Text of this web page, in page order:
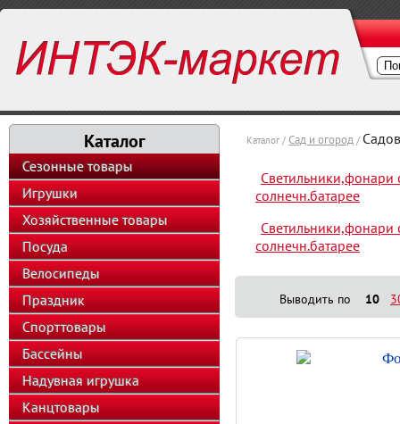
Каталог
Сезонные товары
Игрушки
Хозяйственные товары
Посуда
Велосипеды
Праздник
Спорттовары
Бассейны
Надувная игрушка
Канцтовары
Каталог / Сад и огород /
Светильники,фонари
солнечн.батарее
Светильники,фонари
солнечн.батарее
Выводить по 10